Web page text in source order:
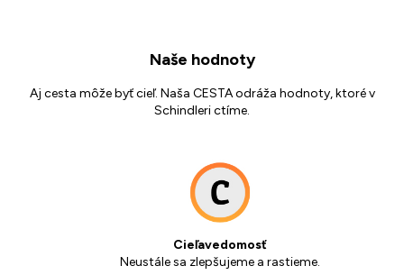
Naše hodnoty
Aj cesta môže byť cieľ. Naša CESTA odráža hodnoty, ktoré v
Schindleri ctíme.
Cieľavedomosť
Neustále sa zlepšujeme a rastieme.